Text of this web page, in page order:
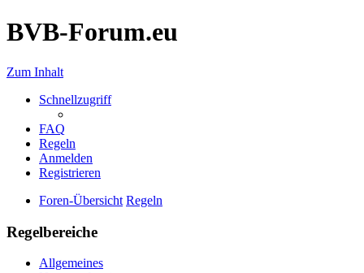
BVB-Forum.eu
Zum Inhalt
Schnellzugriff
FAQ
Regeln
Anmelden
Registrieren
Foren-Übersicht Regeln
Regelbereiche
Allgemeines